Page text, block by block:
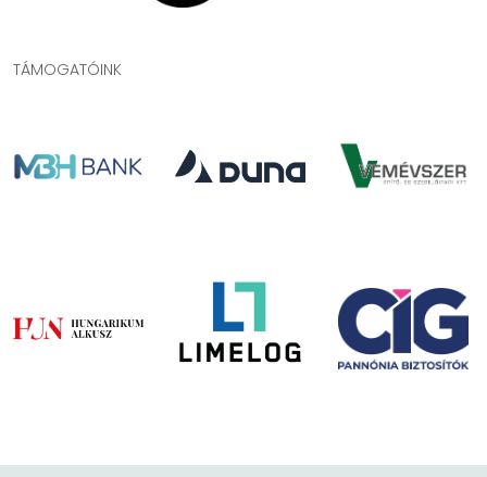
TÁMOGATÓINK